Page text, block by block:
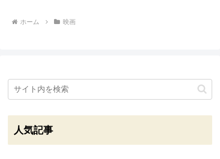
ホーム 映画
人気記事